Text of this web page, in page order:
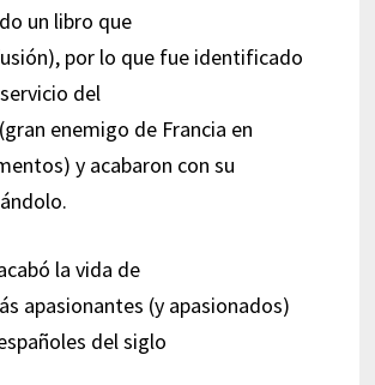
un libro que
por lo que fue identificado
del
enemigo de Francia en
y acabaron con su
la vida de
apasionantes (y apasionados)
del siglo